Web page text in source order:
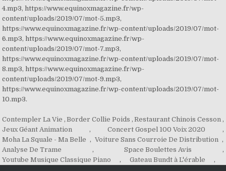
Contempler La Vie , Border Collie Poids , Restaurant Chinois Cesson ,
Jeux Géant Animation
, Concert Gospel 100 Voix 2020
,
Moha La Squale - Ma Belle , Voiture Sans Courroie De Distribution ,
Analyse De Trame
, Space Boulettes Avis
,
Youtube Musique Classique Piano
, Gateau Bundt à L'érable ,